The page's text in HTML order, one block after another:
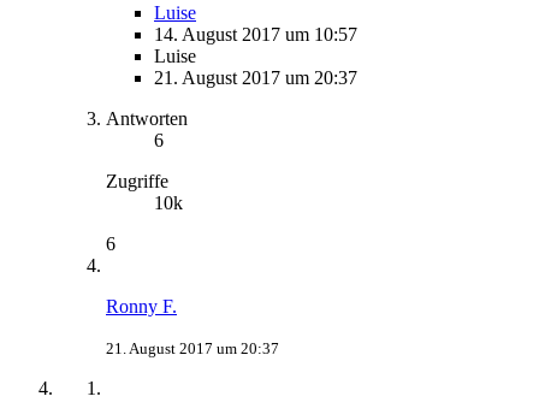
Luise
14. August 2017 um 10:57
Luise
21. August 2017 um 20:37
Antworten
6
Zugriffe
10k
6
Ronny F.
21. August 2017 um 20:37